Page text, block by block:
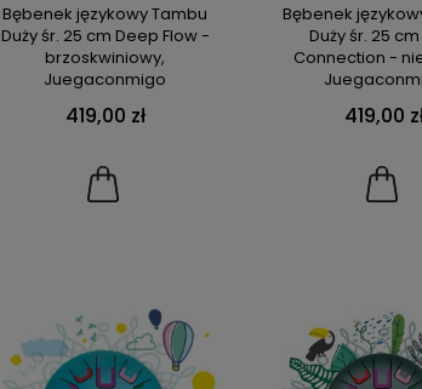
Bębenek językowy Tambu
Duży śr. 25 cm Deep Flow -
brzoskwiniowy,
Juegaconmigo
419,00 zł
Bębenek
Duży śr. 25
Connection -
419,00